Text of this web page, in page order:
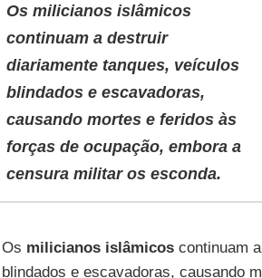
Os milicianos islâmicos
continuam a destruir
diariamente tanques, veículos
blindados e escavadoras,
causando mortes e feridos às
forças de ocupação, embora a
censura militar os esconda.
Os milicianos islâmicoscontinuam
blindados e escavadoras, causando